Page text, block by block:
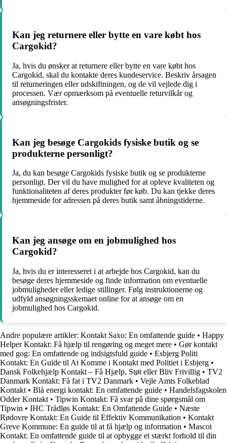
Kan jeg returnere eller bytte en vare købt hos
Cargokid?
Ja, hvis du ønsker at returnere eller bytte en vare købt hos
Cargokid, skal du kontakte deres kundeservice. Beskriv årsagen
til returneringen eller udskiftningen, og de vil vejlede dig i
processen. Vær opmærksom på eventuelle returvilkår og
ansøgningsfrister.
Kan jeg besøge Cargokids fysiske butik og se
produkterne personligt?
Ja, du kan besøge Cargokids fysiske butik og se produkterne
personligt. Der vil du have mulighed for at opleve kvaliteten og
funktionaliteten af ​​deres produkter før køb. Du kan tjekke deres
hjemmeside for adressen på deres butik samt åbningstiderne.
Kan jeg ansøge om en jobmulighed hos
Cargokid?
Ja, hvis du er interesseret i at arbejde hos Cargokid, kan du
besøge deres hjemmeside og finde information om eventuelle
jobmuligheder eller ledige stillinger. Følg instruktionerne og
udfyld ansøgningsskemaet online for at ansøge om en
jobmulighed hos Cargokid.
Andre populære artikler: Kontakt Saxo: En omfattende guide • Happy
Helper Kontakt: Få hjælp til rengøring og meget mere • Gør kontakt
med gog: En omfattende og indsigtsfuld guide • Esbjerg Politi
Kontakt: En Guide til At Komme i Kontakt med Politiet i Esbjerg •
Dansk Folkehjælp Kontakt – Få Hjælp, Støt eller Bliv Frivillig • TV2
Danmark Kontakt: Få fat i TV2 Danmark • Vejle Amts Folkeblad
Kontakt • Blå energi kontakt: En omfattende guide • Handelsfagskolen
Odder Kontakt • Tipwin Kontakt: Få svar på dine spørgsmål om
Tipwin • IHC Trådløs Kontakt: En Omfattende Guide • Næste
Rødovre Kontakt: En Guide til Effektiv Kommunikation • Kontakt
Greve Kommune: En guide til at få hjælp og information • Mascot
Kontakt: En omfattende guide til at opbygge et stærkt forhold til din